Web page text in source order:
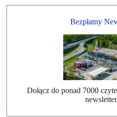
Bezpłatny
Dołącz do ponad 7000